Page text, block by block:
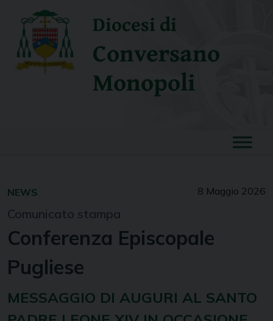
content
Diocesi di
Conversano
Monopoli
8 Maggio 2026
NEWS
Comunicato stampa
Conferenza Episcopale
Pugliese
MESSAGGIO DI AUGURI AL SANTO